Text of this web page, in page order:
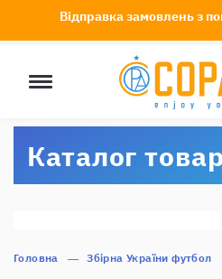
Каталог
Головна Збірна України футбол
Відправка замовлень з